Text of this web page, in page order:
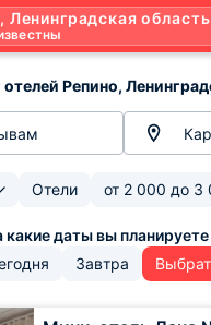
Ленинградская область
отелей Репино,
Отели от 2 000 до 3
Завтра